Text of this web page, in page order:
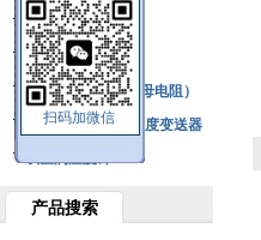
扫码加微信
振动传感器
热电阻
铂热电阻元件（云母电阻）
SBW系列一体化温度变送器
双金属温度计
产品搜索